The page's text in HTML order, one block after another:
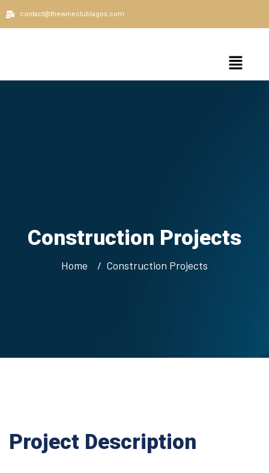
contact@thewineclublagos.com
Construction Projects
Home Construction Projects
Project Description